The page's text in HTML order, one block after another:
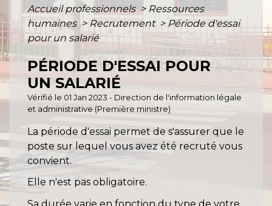
Accueil professionnels> Ressources
humaines > Recrutement > Période d'essai
pour un salarié
PÉRIODE D'ESSAI POUR
UN SALARIÉ
Vérifié le 01 Jan 2023 - Direction de l'information légale
et administrative (Première ministre)
La période d'essai permet de s'assurer que le
poste sur lequel vous avez été recruté vous
convient.
Elle n'est pas obligatoire.
Sa durée varie en fonction du type de votre